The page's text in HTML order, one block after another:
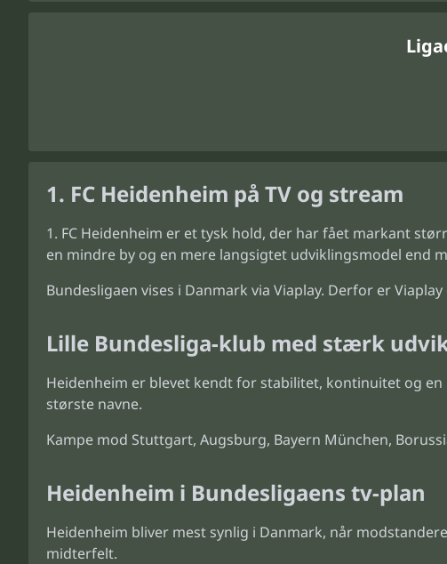
1. FC Heidenheim på TV og stream
FC Heidenheim er et tysk hold, der har fået markant
en mindre by og en mere langsigtet udviklingsmodel end
Bundesligaen vises i Danmark via Viaplay. Derfor er
Lille Bundesliga-klub med stærk
Heidenheim er blevet kendt for stabilitet, kontinuitet og
største navne.
Kampe mod Stuttgart, Augsburg, Bayern München,
Heidenheim i Bundesligaens tv-plan
Heidenheim bliver mest synlig i Danmark, når
midterfelt.